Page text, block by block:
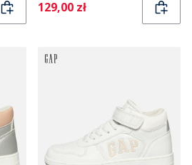
Current
129,00 zł